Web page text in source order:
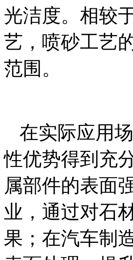
光洁度。相较
艺，喷砂工艺
范围。
在实际应用
性优势得到充
属部件的表面
业，通过对石
果；在汽车制